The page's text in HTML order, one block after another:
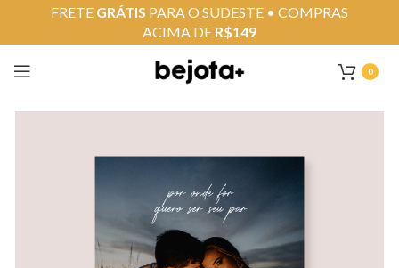
0
FRETE GRÁTIS PARA O SUDESTE • COMPRAS
ACIMA DE R$149